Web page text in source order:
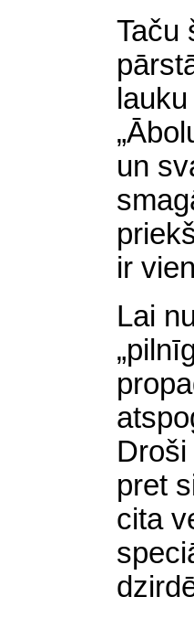
Taču
un
ir
Lai
pret
cita